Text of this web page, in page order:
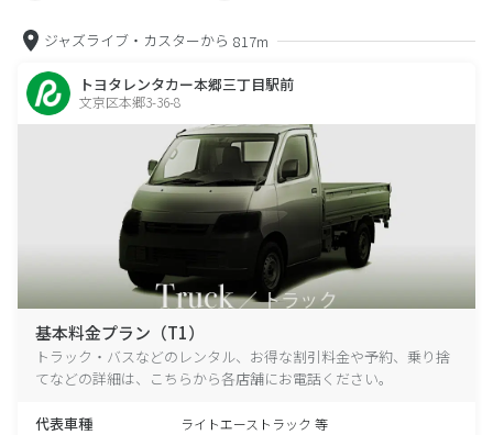
ジャズライブ・カスターから 817m
トヨタレンタカー本郷三丁目駅前
文京区本郷3-36-8
基本料金プラン（T1）
トラック・バスなどのレンタル、お得な割引料金や予約、乗り捨
てなどの詳細は、こちらから各店舗にお電話ください。
代表車種 ライトエーストラック 等